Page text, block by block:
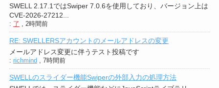
SWELL 2.17.1ではSwiper 7.0.6を使用しており、バージョン上は
CVE-2026-27212...
: 了 2時間前
RE: SWELLERSアカウントのメールアドレスの変更
メールアドレス変更に伴うテスト投稿です
: richmind 7時間前
SWELLのスライダー機能Swiperの外部入力の処理方法